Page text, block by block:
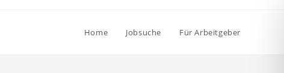
Home Jobsuche Für Arbeitgeber